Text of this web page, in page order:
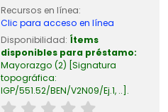
Recursos en línea:
Clic para acceso en línea
Disponibilidad: Ítems
disponibles para préstamo:
Mayorazgo (2) Signatura
topográfica:
IGP/551.52/BEN/V2N09/Ej.1, .. .